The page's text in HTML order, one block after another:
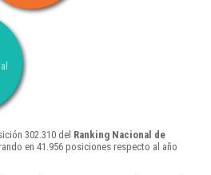
302.310 del Ranking Nacional de
en 41.956 posiciones respecto al año